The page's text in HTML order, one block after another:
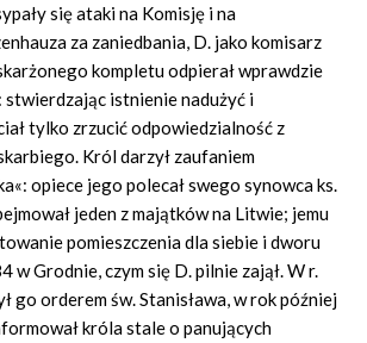
się ataki na Komisję i na
za zaniedbania, D. jako komisarz
kompletu odpierał wprawdzie
stwierdzając istnienie nadużyć i
tylko zrzucić odpowiedzialność z
Król darzył zaufaniem
opiece jego polecał swego synowca ks.
jeden z majątków na Litwie; jemu
pomieszczenia dla siebie i dworu
w Grodnie, czym się D. pilnie zajął. W r.
go orderem św. Stanisława, w rok później
króla stale o panujących